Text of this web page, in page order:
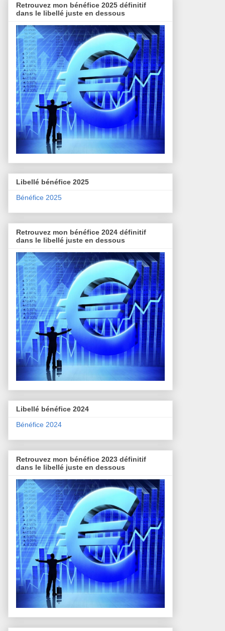
Retrouvez mon bénéfice 2025 définitif
dans le libellé juste en dessous
Libellé bénéfice 2025
Bénéfice 2025
Retrouvez mon bénéfice 2024 définitif
dans le libellé juste en dessous
Libellé bénéfice 2024
Bénéfice 2024
Retrouvez mon bénéfice 2023 définitif
dans le libellé juste en dessous